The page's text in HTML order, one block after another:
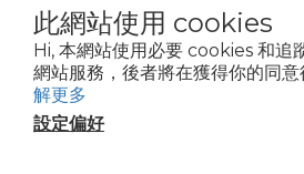
此網站使用 cookies
Hi, 本網站使用必要 cookies 和追
網站服務，後者將在獲得你的同意
解更多
設定偏好
$ HKD 繁體中文